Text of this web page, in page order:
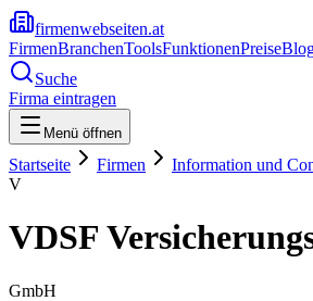
firmenwebseiten.at
FirmenBranchenToolsFunktionenPreise
Suche
Firma eintragen
Menü öffnen
Startseite Firmen Information und
V
VDSF
GmbH